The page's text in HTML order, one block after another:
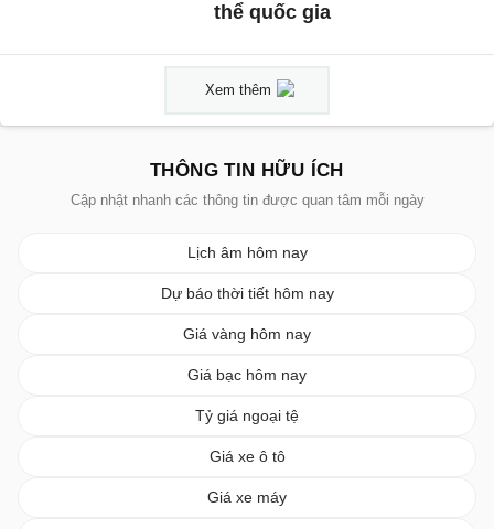
thể quốc gia
Xem thêm
THÔNG TIN HỮU ÍCH
Cập nhật nhanh các thông tin được quan tâm mỗi ngày
Lịch âm hôm nay
Dự báo thời tiết hôm nay
Giá vàng hôm nay
Giá bạc hôm nay
Tỷ giá ngoại tệ
Giá xe ô tô
Giá xe máy